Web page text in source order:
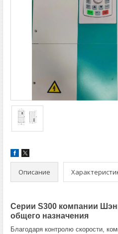
Описание
Серии S300 компании
общего назначения
Благодаря контролю скорости,